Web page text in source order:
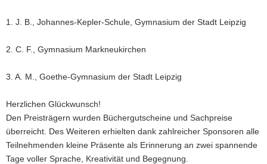
1. J. B., Johannes-Kepler-Schule, Gymnasium der Stadt Leipzig
2. C. F., Gymnasium Markneukirchen
3. A. M., Goethe-Gymnasium der Stadt Leipzig
Herzlichen Glückwunsch!
Den Preisträgern wurden Büchergutscheine und Sachpreise
überreicht. Des Weiteren erhielten dank zahlreicher Sponsoren alle
Teilnehmenden kleine Präsente als Erinnerung an zwei spannende
Tage voller Sprache, Kreativität und Begegnung.